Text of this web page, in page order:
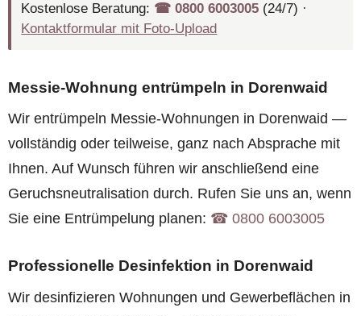
Kostenlose Beratung: ☎︎ 0800 6003005 (24/7) ·
Kontaktformular mit Foto-Upload
Messie-Wohnung entrümpeln in Dorenwaid
Wir entrümpeln Messie-Wohnungen in Dorenwaid —
vollständig oder teilweise, ganz nach Absprache mit
Ihnen. Auf Wunsch führen wir anschließend eine
Geruchsneutralisation durch. Rufen Sie uns an, wenn
Sie eine Entrümpelung planen: ☎︎ 0800 6003005
Professionelle Desinfektion in Dorenwaid
Wir desinfizieren Wohnungen und Gewerbeflächen in